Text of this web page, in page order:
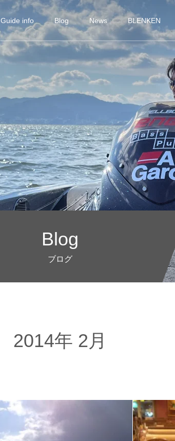
Guide info Blog News BLENKEN
Blog
ブログ
2014年 2月